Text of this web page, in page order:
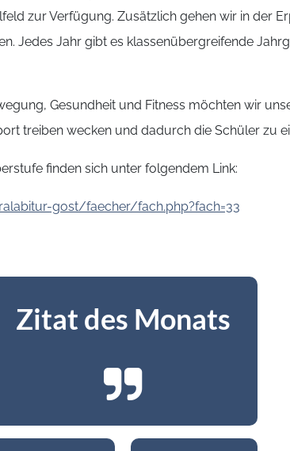
zur Verfügung. Zusätzlich gehen wir in der
Jedes Jahr gibt es klassenübergreifende
Gesundheit und Fitness möchten wir
treiben wecken und dadurch die Schüler zu
finden sich unter folgendem Link:
gost/faecher/fach.php?fach=33
Zitat des Monats